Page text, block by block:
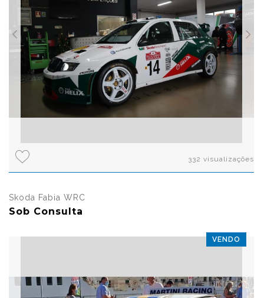
332 visualizações
Skoda Fabia WRC
Sob Consulta
VENDO